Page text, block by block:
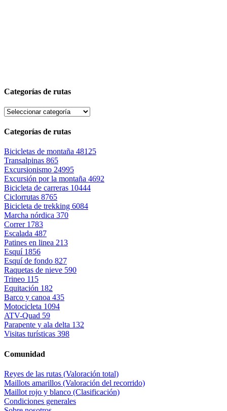
Categorías de rutas
Categorías de rutas
Bicicletas de montaña 48125
Transalpinas 865
Excursionismo 24995
Excursión por la montaña 4692
Bicicleta de carreras 10444
Ciclorrutas 8765
Bicicleta de trekking 6084
Marcha nórdica 370
Correr 1783
Escalada 487
Patines en linea 213
Esquí 1856
Esquí de fondo 827
Raquetas de nieve 590
Trineo 115
Equitación 182
Barco y canoa 435
Motocicleta 1094
ATV-Quad 59
Parapente y ala delta 132
Visitas turísticas 398
Comunidad
Reyes de las rutas (Valoración total)
Maillots amarillos (Valoración del recorrido)
Maillot rojo y blanco (Clasificación)
Condiciones generales